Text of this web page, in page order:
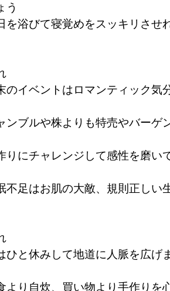
う
浴びて寝覚めをスッキリさせ
イベントはロマンティック気
ブルや株よりも特売やバーゲ
にチャレンジして感性を磨い
足はお肌の大敵、規則正しい
と休みして地道に人脈を広げ
り自炊、買い物より手作りを